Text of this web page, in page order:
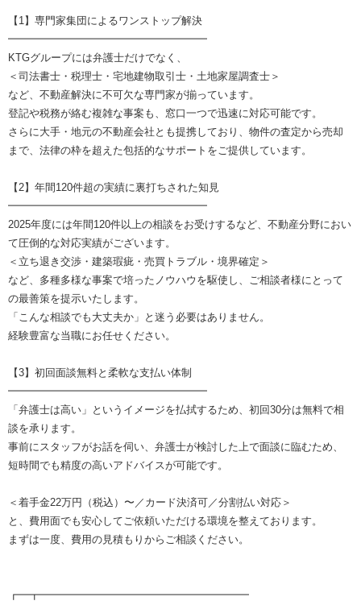
【1】専門家集団によるワンストップ解決
━━━━━━━━━━━━━━━━━━━
KTGグループには弁護士だけでなく、
＜司法書士・税理士・宅地建物取引士・土地家屋調査士＞
など、不動産解決に不可欠な専門家が揃っています。
登記や税務が絡む複雑な事案も、窓口一つで迅速に対応可能です。
さらに大手・地元の不動産会社とも提携しており、物件の査定から売却
まで、法律の枠を超えた包括的なサポートをご提供しています。
【2】年間120件超の実績に裏打ちされた知見
━━━━━━━━━━━━━━━━━━━
2025年度には年間120件以上の相談をお受けするなど、不動産分野におい
て圧倒的な対応実績がございます。
＜立ち退き交渉・建築瑕疵・売買トラブル・境界確定＞
など、多種多様な事案で培ったノウハウを駆使し、ご相談者様にとって
の最善策を提示いたします。
「こんな相談でも大丈夫か」と迷う必要はありません。
経験豊富な当職にお任せください。
【3】初回面談無料と柔軟な支払い体制
━━━━━━━━━━━━━━━━━━━
「弁護士は高い」というイメージを払拭するため、初回30分は無料で相
談を承ります。
事前にスタッフがお話を伺い、弁護士が検討した上で面談に臨むため、
短時間でも精度の高いアドバイスが可能です。
＜着手金22万円（税込）〜／カード決済可／分割払い対応＞
と、費用面でも安心してご依頼いただける環境を整えております。
まずは一度、費用の見積もりからご相談ください。
┏━┳━━━━━━━━━━━━━━━━━━━━